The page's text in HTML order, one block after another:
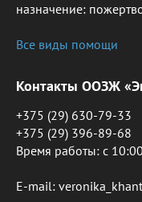
назначение:
Все виды помощи
Контакты ООЗЖ
+375 (29) 630-79-33
+375 (29) 396-89-68
Время работы: c
E-mail: